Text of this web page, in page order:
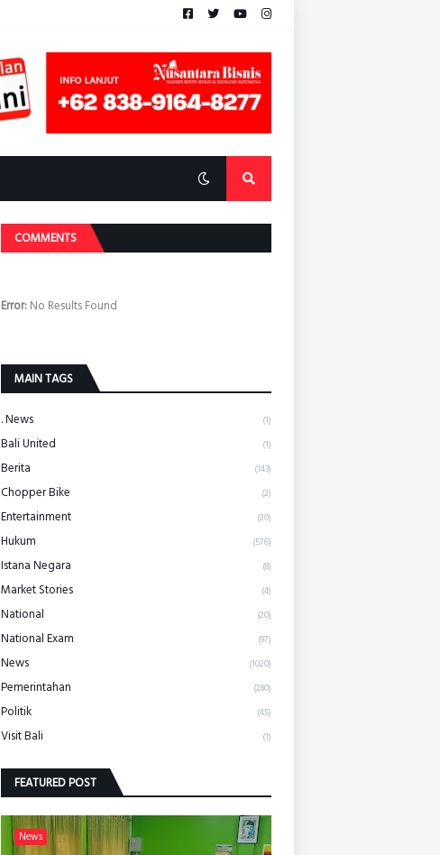
COMMENTS
Error:No Results Found
MAIN TAGS
. News (1)
Bali United (1)
Berita (143)
Chopper Bike (2)
Entertainment (20)
Hukum (576)
Istana Negara (8)
Market Stories (4)
National (20)
National Exam (97)
News (1020)
Pemerintahan (280)
Politik (45)
Visit Bali (1)
FEATURED POST
News